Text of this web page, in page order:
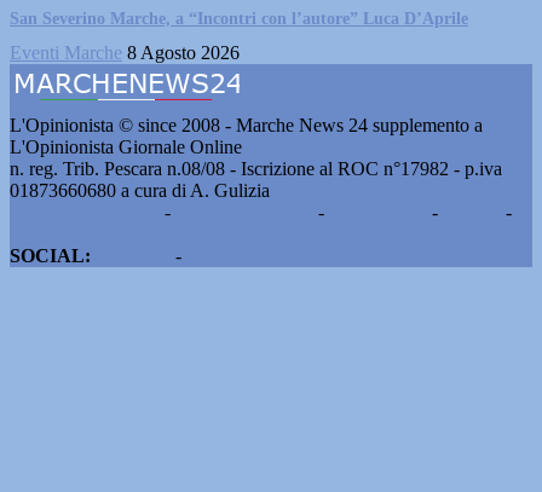
San Severino Marche, a “Incontri con l’autore” Luca D’Aprile
Eventi Marche 8 Agosto 2026
L'Opinionista © since 2008 - Marche News 24 supplemento a
L'Opinionista Giornale Online
n. reg. Trib. Pescara n.08/08 - Iscrizione al ROC n°17982 - p.iva
01873660680 a cura di A. Gulizia
- - -
-
SOCIAL:
-